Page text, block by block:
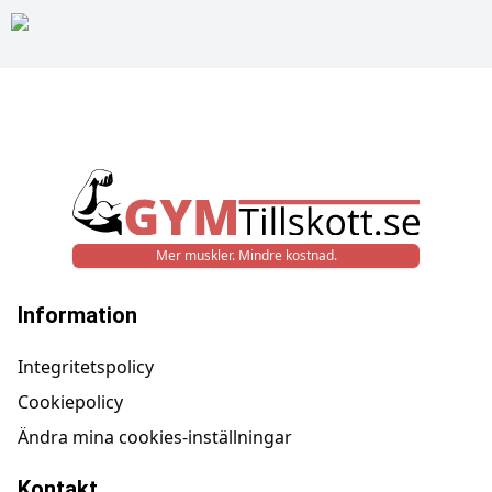
Mer muskler. Mindre kostnad.
Information
Integritetspolicy
Cookiepolicy
Ändra mina cookies-inställningar